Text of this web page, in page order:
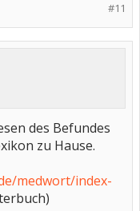
#11
des Befundes
zu Hause.
medwort/index-